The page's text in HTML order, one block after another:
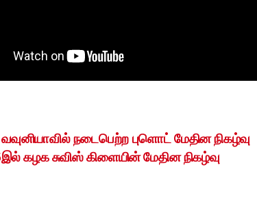
நடைபெற்ற புளொட் மேதின நிகழ்வு
கழக சுவிஸ் கிளையின் மேதின நிகழ்வு